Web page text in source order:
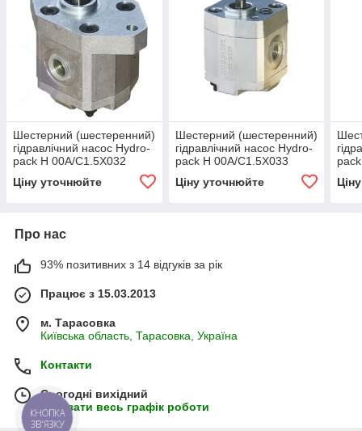
Шестерний (шестеренний)
гідравлічний насос Hydro-
pack H 00A/C1.5X032
Ціну уточнюйте
Шестерний (шестеренний)
гідравлічний насос Hydro-
pack H 00A/C1.5X033
Ціну уточнюйте
Про нас
93% позитивних з 14 відгуків за рік
Працює з 15.03.2013
м. Тарасовка
Київська область, Тарасовка, Україна
Контакти
Сьогодні вихідний
Показати весь графік роботи
КНОПКА
ЗВ'ЯЗКУ